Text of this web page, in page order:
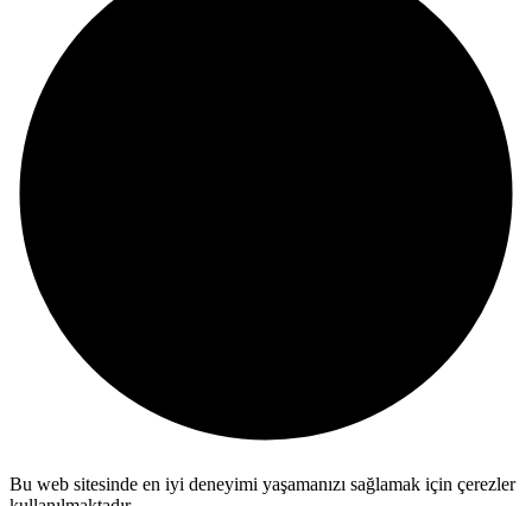
Bu web sitesinde en iyi deneyimi yaşamanızı sağlamak için çerezler